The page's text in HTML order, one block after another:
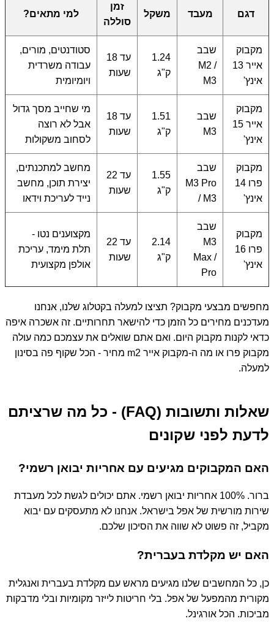
דגם מעבד משקל
זמן
סוללה
למי מתאים?
מקבוק
אייר 13
אינץ'
שבב
M2 /
M3
1.24
ק"ג
עד 18
שעות
סטודנטים, מורים,
עבודה משרדית
ויומיומית
מקבוק
אייר 15
אינץ'
שבב
M3
1.51
ק"ג
עד 18
שעות
מי שחייב מסך גדול
אבל לא רוצה
לסחוב משקולות
מקבוק
פרו 14
אינץ'
שבב
M3 Pro
/ M3
1.55
ק"ג
עד 22
שעות
מחשב למתכנתים,
יצירת תוכן, מחשב
נייד לעריכת וידאו
מקבוק
פרו 16
אינץ'
שבב
M3
Max /
Pro
2.14
ק"ג
עד 22
שעות
מקצוענים נטו -
תלת מימד, עריכת
אולפן מקצועית
מחפשים מבצעי מקבוק? תציצו למעלה בקטלוג שלנו, אנחנו
מעדכנים מחירים כל הזמן כדי להישאר תחרותיים. זה אשכרה איפה
כדאי לקנות מקבוק היום. ואם אתם שואלים את עצמכם כמה עולה
מקבוק פרו או מה ה-מקבוק אייר m2 מחיר - הכל שקוף פה בסינון
למעלה.
שאלות ותשובות (FAQ) - כל מה שרציתם
לדעת לפני שקונים
האם המקבוקים מגיעים עם אחריות יבואן רשמי?
ברור. 100% אחריות יבואן רשמי. אתם יכולים לגשת לכל מעבדת
שירות מורשית של אפל בישראל. אנחנו לא מתעסקים עם יבוא
מקביל, זה פשוט לא שווה את הסיכון שלכם.
האם יש מקלדת בעברית?
כן, כל המחשבים שלנו מגיעים מראש עם מקלדת בעברית ואנגלית
מקורית מהמפעל של אפל. בלי חריטות לייזר מקומיות ובלי מדבקות
מביכות. הכל אורגינל.